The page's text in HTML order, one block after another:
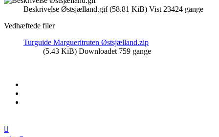
Beskrivelse Østsjælland.gif (58.81 KiB) Vist 23424 gange
Vedhæftede filer
Turguide Margueritruten Østsjælland.zip
(5.43 KiB) Downloadet 759 gange